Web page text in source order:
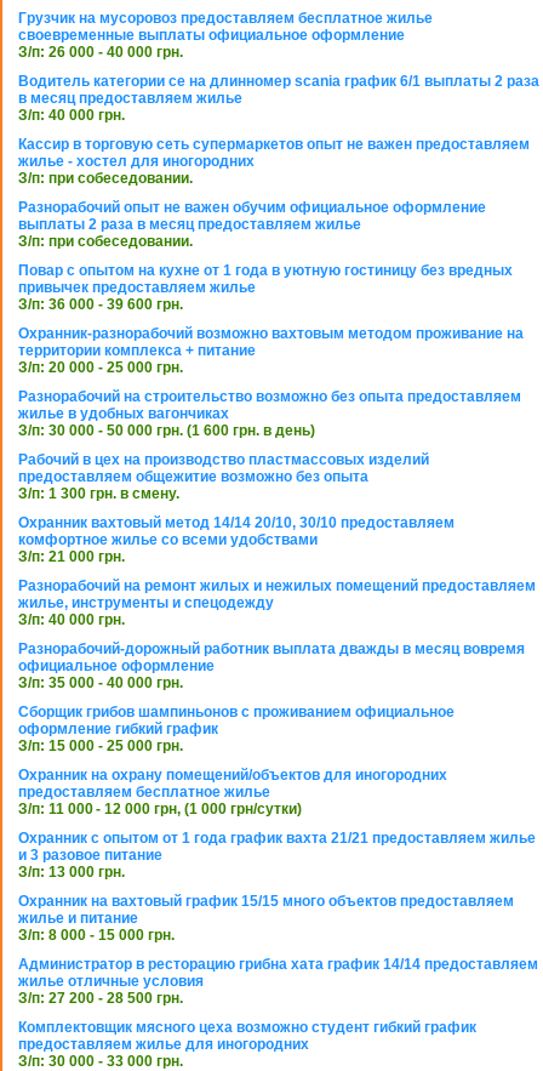
Грузчик на мусоровоз предоставляем бесплатное жилье
своевременные выплаты официальное оформление
З/п: 26 000 - 40 000 грн.
Водитель категории се на длинномер scania график 6/1 выплаты 2 раза
в месяц предоставляем жилье
З/п: 40 000 грн.
Кассир в торговую сеть супермаркетов опыт не важен предоставляем
жилье - хостел для иногородних
З/п: при собеседовании.
Разнорабочий опыт не важен обучим официальное оформление
выплаты 2 раза в месяц предоставляем жилье
З/п: при собеседовании.
Повар с опытом на кухне от 1 года в уютную гостиницу без вредных
привычек предоставляем жилье
З/п: 36 000 - 39 600 грн.
Охранник-разнорабочий возможно вахтовым методом проживание на
территории комплекса + питание
З/п: 20 000 - 25 000 грн.
Разнорабочий на строительство возможно без опыта предоставляем
жилье в удобных вагончиках
З/п: 30 000 - 50 000 грн. (1 600 грн. в день)
Рабочий в цех на производство пластмассовых изделий
предоставляем общежитие возможно без опыта
З/п: 1 300 грн. в смену.
Охранник вахтовый метод 14/14 20/10, 30/10 предоставляем
комфортное жилье со всеми удобствами
З/п: 21 000 грн.
Разнорабочий на ремонт жилых и нежилых помещений предоставляем
жилье, инструменты и спецодежду
З/п: 40 000 грн.
Разнорабочий-дорожный работник выплата дважды в месяц вовремя
официальное оформление
З/п: 35 000 - 40 000 грн.
Сборщик грибов шампиньонов с проживанием официальное
оформление гибкий график
З/п: 15 000 - 25 000 грн.
Охранник на охрану помещений/объектов для иногородних
предоставляем бесплатное жилье
З/п: 11 000 - 12 000 грн, (1 000 грн/сутки)
Охранник с опытом от 1 года график вахта 21/21 предоставляем жилье
и 3 разовое питание
З/п: 13 000 грн.
Охранник на вахтовый график 15/15 много объектов предоставляем
жилье и питание
З/п: 8 000 - 15 000 грн.
Администратор в ресторацию грибна хата график 14/14 предоставляем
жилье отличные условия
З/п: 27 200 - 28 500 грн.
Комплектовщик мясного цеха возможно студент гибкий график
предоставляем жилье для иногородних
З/п: 30 000 - 33 000 грн.